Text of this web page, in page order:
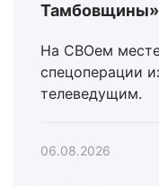
Тамбовщины»
На СВОем
спецоперации
телеведущим.
06.08.2026